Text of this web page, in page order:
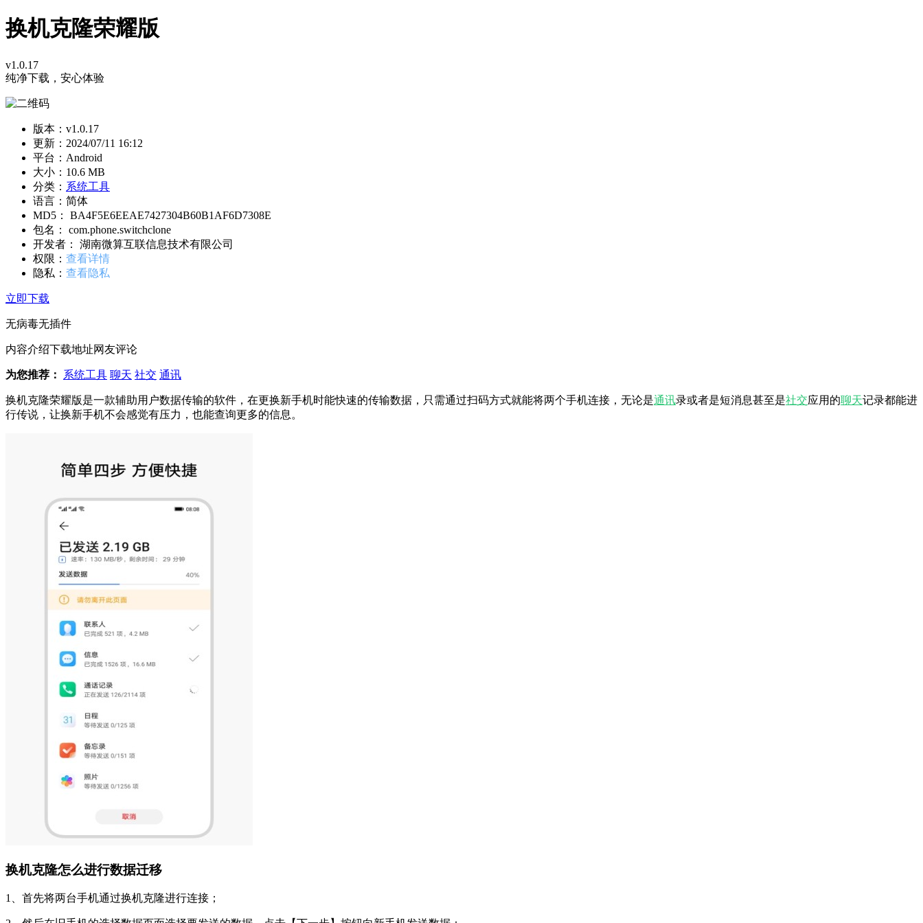
换机克隆荣耀版
v1.0.17
纯净下载，安心体验
版本：v1.0.17
更新： 2024/07/11 16:12
平台：Android
大小：10.6 MB
分类： 系统工具
语言：简体
MD5： BA4F5E6EEAE7427304B60B1AF6D7308E
包名： com.phone.switchclone
开发者： 湖南微算互联信息技术有限公司
权限： 查看详情
隐私： 查看隐私
立即下载
无病毒无插件
内容介绍下载地址网友评论
为您推荐： 系统工具 聊天 社交 通讯
换机克隆荣耀版是一款辅助用户数据传输的软件，在更换新手机时能快速的传输数据，只需通过扫码方式就能将两个手机连接，无论是通讯录或者是短消息甚至是社交应用的聊天记录都能进
行传说，让换新手机不会感觉有压力，也能查询更多的信息。
换机克隆怎么进行数据迁移
1、首先将两台手机通过换机克隆进行连接；